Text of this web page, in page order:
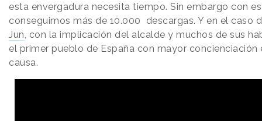
esta envergadura necesita tiempo. Sin embargo con
conseguimos más de 10.000 descargas. Y en el caso
Jun , con la implicación del alcalde y muchos de sus
el primer pueblo de España con mayor concienciación
causa.